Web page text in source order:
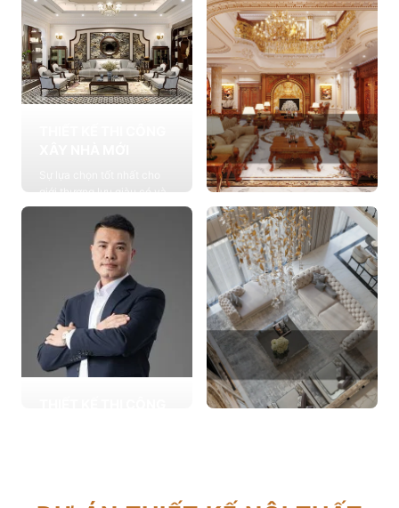
giới thượng lưu giàu có và
đẳng cấp, cung cấp các
giải pháp thiết kế chuyên
Xem chi tiết
THIẾT KẾ THI CÔNG
NỘI THẤT
Cung cấp các giải pháp
theo phong cách sống với
thiết kế nội thất thông minh
mang tính thẩm mỹ cao
Xem chi tiết
lựa chọn từ các gia đình